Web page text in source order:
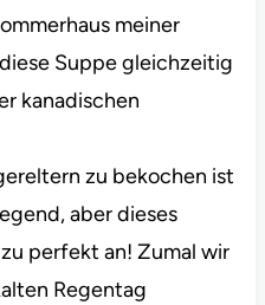
meiner
Suppe gleichzeitig
kanadischen
zu bekochen ist
aber dieses
perfekt an! Zumal wir
Regentag